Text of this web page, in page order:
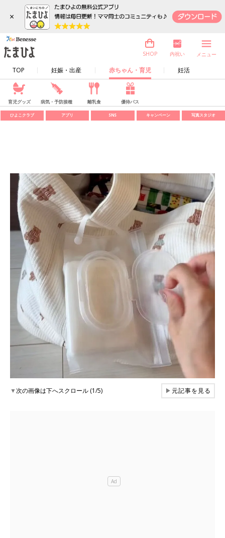
×
TOP 妊娠・出産 赤ちゃん・育児 妊活
SHOP 内祝い メニュー
育児グッズ 病気・予防接種 離乳食 優待パス
ひよこクラブ アプリ SNS キャンペーン 写真スタジオ
▼次の画像は下へスクロール (1/5) ▶元記事を見る